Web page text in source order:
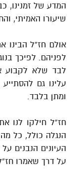
המדע של זמנינו,
שיעורו האמיתי,
אולם חז”ל הבינו
לפניהם. לפיכך
לבד שלא לקבוע
עלינו גם
ומתן בלבד.
חז”ל חילקו לנו
הנגלה כולל, כל
העיונים הנבנים
על דרך שאמרו